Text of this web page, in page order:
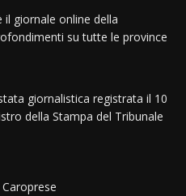
il giornale online della
su tutte le province
giornalistica registrata il 10
della Stampa del Tribunale